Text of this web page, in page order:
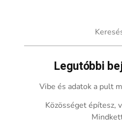
Legutóbbi
Vibe és adatok a pult
Közösséget építesz,